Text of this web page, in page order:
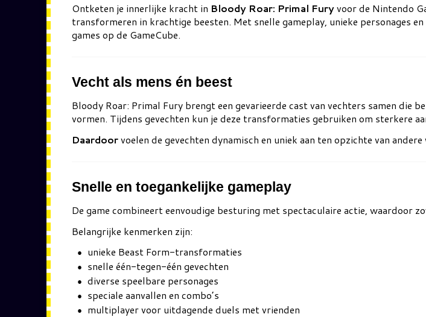
Ontketen je innerlijke kracht in Bloody Roar: Primal Furyvoor de Nintendo
transformeren in krachtige beesten. Met snelle gameplay, unieke personages
games op de GameCube.
Vecht als mens én beest
Bloody Roar: Primal Fury brengt een gevarieerde cast van vechters samen die
vormen. Tijdens gevechten kun je deze transformaties gebruiken om sterkere
Daardoorvoelen de gevechten dynamisch en uniek aan ten opzichte van
Snelle en toegankelijke gameplay
De game combineert eenvoudige besturing met spectaculaire actie, waardoor
Belangrijke kenmerken zijn:
unieke Beast Form-transformaties
snelle één-tegen-één gevechten
diverse speelbare personages
speciale aanvallen en combo’s
multiplayer voor uitdagende duels met vrienden